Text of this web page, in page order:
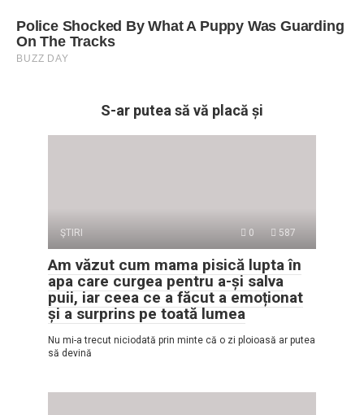
S-ar putea să vă placă și
ŞTIRI 0 587
Am văzut cum mama pisică lupta în
apa care curgea pentru a-și salva
puii, iar ceea ce a făcut a emoționat
și a surprins pe toată lumea
Nu mi-a trecut niciodată prin minte că o zi ploioasă ar putea
să devină